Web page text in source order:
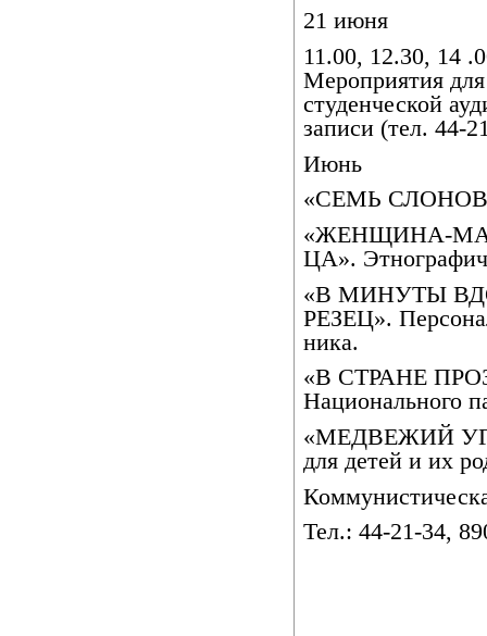
21 июня
11.00, 12.30,
Мероприятия
студенческой
записи (тел. 44-
Июнь
«СЕМЬ
«ЖЕНЩИНА-
ЦА».
«В МИНУТЫ
РЕЗЕЦ».
ника.
«В СТРАНЕ
Национального
«МЕДВЕЖИЙ
для детей и их
Тел.: 44-21-34,